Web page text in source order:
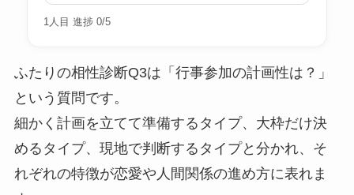
1人目 進捗 0/5
ふたりの相性診断Q3は「行事参加の計画性は？」
という質問です。
細かく計画を立てて準備するタイプ、大枠だけ決
めるタイプ、現地で判断するタイプと分かれ、そ
れぞれの特徴が恋愛や人間関係の進め方に表れま